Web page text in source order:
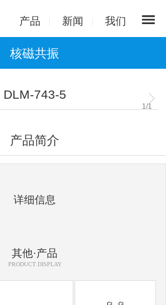
产品 新闻 我们
核磁共振
DLM-743-5
1 /1
产品简介
详细信息
其他·产品
PRODUCT DISPLAY